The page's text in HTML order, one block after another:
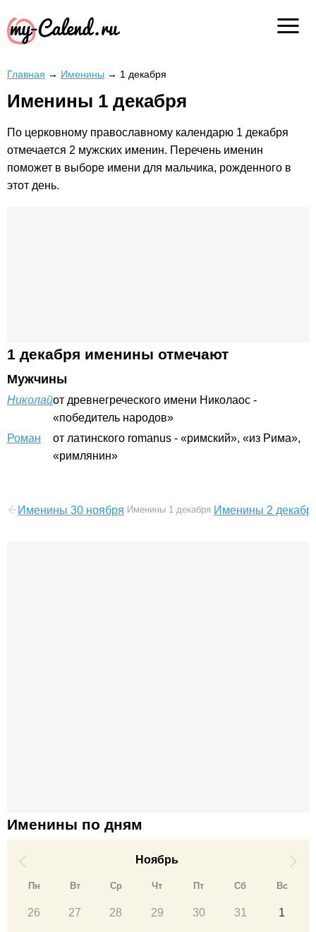
Главная → Именины → 1 декабря
Именины 1 декабря
По церковному православному календарю 1 декабря
отмечается 2 мужских именин. Перечень именин
поможет в выборе имени для мальчика, рожденного в
этот день.
1 декабря именины отмечают
Мужчины
Николайот древнегреческого имени Николаос -
«победитель народов»
Роман
от латинского romanus - «римский», «из Рима»,
«римлянин»
Именины 30 ноября Именины 1 декабря Именины 2
Именины по дням
Ноябрь
Пн Вт Ср Чт Пт Сб Вс
26 27 28 29 30 31 1